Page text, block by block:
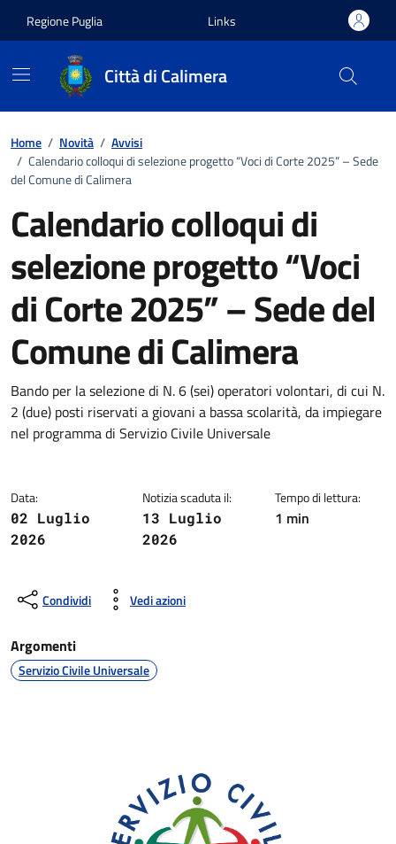
Regione Puglia Links
Città di Calimera
Home / Novità / Avvisi
/ Calendario colloqui di selezione progetto “Voci di Corte 2025” – Sede
del Comune di Calimera
Calendario colloqui di
selezione progetto “Voci
di Corte 2025” – Sede del
Comune di Calimera
Dettagli della notizia
Bando per la selezione di N. 6 (sei) operatori volontari, di cui N.
2 (due) posti riservati a giovani a bassa scolarità, da impiegare
nel programma di Servizio Civile Universale
Data:
02 Luglio
2026
Notizia scaduta il:
13 Luglio
2026
Tempo di lettura:
1 min
Condividi Vedi azioni
Argomenti
Servizio Civile Universale